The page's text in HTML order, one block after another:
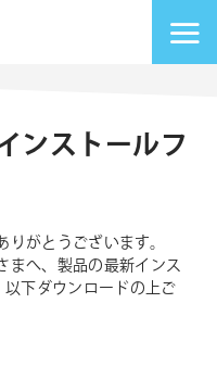
ンストールフ
りがとうございます。
まへ、製品の最新インス
以下ダウンロードの上ご